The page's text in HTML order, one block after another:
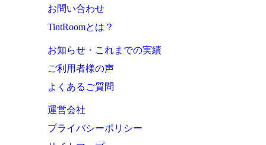
お問い合わせ
TintRoomとは？
お知らせ・これまでの実績
ご利用者様の声
よくあるご質問
運営会社
プライバシーポリシー